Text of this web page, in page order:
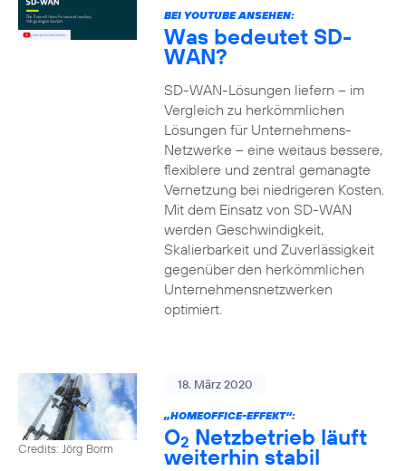
BEI YOUTUBE ANSEHEN:
Was bedeutet SD-
WAN?
SD-WAN-Lösungen liefern – im
Vergleich zu herkömmlichen
Lösungen für Unternehmens-
Netzwerke – eine weitaus bessere,
flexiblere und zentral gemanagte
Vernetzung bei niedrigeren Kosten.
Mit dem Einsatz von SD-WAN
werden Geschwindigkeit,
Skalierbarkeit und Zuverlässigkeit
gegenüber den herkömmlichen
Unternehmensnetzwerken
optimiert.
Credits: Jörg Borm
18. März 2020
„HOMEOFFICE-EFFEKT“:
O2 Netzbetrieb läuft
weiterhin stabil